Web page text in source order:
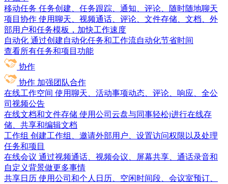
移动任务 任务创建、任务跟踪、通知、评论、随时随地聊天
项目协作 使用聊天、视频通话、评论、文件存储、文档、外
部用户和任务模板，加快工作速度
自动化 通过创建自动化任务和工作流自动化节省时间
查看所有任务和项目功能
协作
协作 加强团队合作
在线工作空间 使用聊天、活动事项动态、评论、响应、全公
司视频公告
在线文档和文件存储 使用公司云盘与同事轻松j进行在线存
储、共享和编辑文档
工作组 创建工作组、邀请外部用户、设置访问权限以及处理
任务和项目
在线会议 通过视频通话、视频会议、屏幕共享、通话录音和
自定义背景做更多事情
共享日历 使用公司和个人日历、空闲时间段、会议室预订、